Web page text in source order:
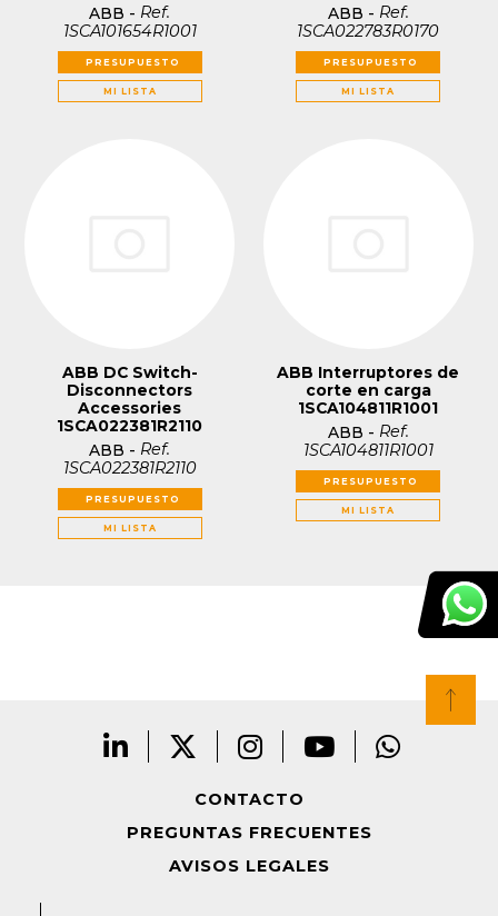
ABB - Ref.
1SCA101654R1001
PRESUPUESTO
MI LISTA
ABB - Ref.
1SCA022783R0170
PRESUPUESTO
MI LISTA
ABB DC Switch-
Disconnectors
Accessories
1SCA022381R2110
ABB - Ref.
1SCA022381R2110
PRESUPUESTO
MI LISTA
ABB Interruptores de
corte en carga
1SCA104811R1001
ABB - Ref.
1SCA104811R1001
PRESUPUESTO
MI LISTA
CONTACTO
PREGUNTAS FRECUENTES
AVISOS LEGALES